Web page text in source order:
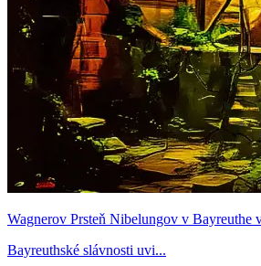
Wagnerov Prsteň Nibelungov v Bayreuthe
Bayreuthské slávnosti uvi...